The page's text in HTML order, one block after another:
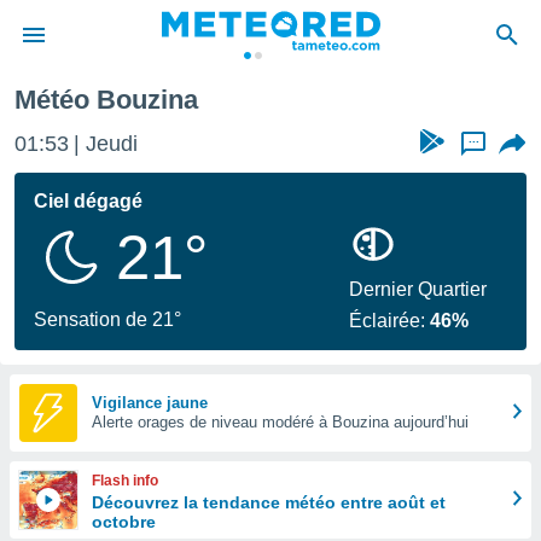
de
Météo Bouzina
01:53 Jeudi ...
Ciel dégagé
21°
Sensation de 21°
Dernier Quartier
Éclairée:46%
Vigilance jaune
Alerte orages de niveau modéré à Bouzina aujourd’hui
Flash info
Découvrez la tendance météo entre août et
octobre